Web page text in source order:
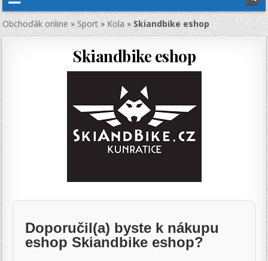
Obchoďák online»Sport»Kola»Skiandbike eshop
Skiandbike eshop
Doporučil(a) byste k nákupu
eshop Skiandbike eshop?